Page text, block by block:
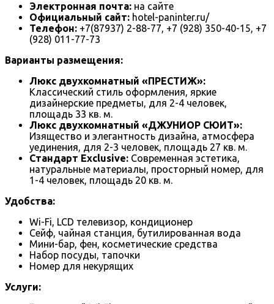
Электронная почта: на сайте
Официальный сайт: hotel-paninter.ru/
Телефон: +7(87937) 2-88-77, +7 (928) 350-40-15, +7
(928) 011-77-73
Варианты размещения:
Люкс двухкомнатный «ПРЕСТИЖ»:
Классический стиль оформления, яркие
дизайнерские предметы, для 2-4 человек,
площадь 33 кв. м.
Люкс двухкомнатный «ДЖУНИОР СЮИТ»:
Изящество и элегантность дизайна, атмосфера
уединения, для 2-3 человек, площадь 27 кв. м.
Стандарт Exclusive: Современная эстетика,
натуральные материалы, просторный номер, для
1-4 человек, площадь 20 кв. м.
Удобства:
Wi-Fi, LCD телевизор, кондиционер
Сейф, чайная станция, бутилированная вода
Мини-бар, фен, косметические средства
Набор посуды, тапочки
Номер для некурящих
Услуги: